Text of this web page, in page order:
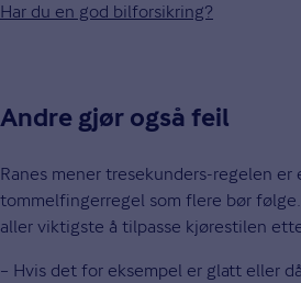
Har du en god bilforsikring?
Andre gjør også feil
Ranes mener tresekunders-regelen er
tommelfingerregel som flere bør
aller viktigste å tilpasse kjørestilen
– Hvis det for eksempel er glatt eller